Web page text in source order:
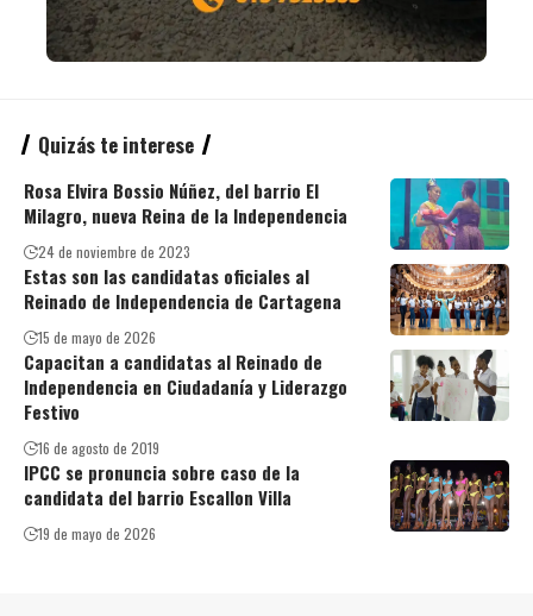
Quizás te interese
Rosa Elvira Bossio Núñez, del barrio El
Milagro, nueva Reina de la Independencia
24 de noviembre de 2023
Estas son las candidatas oficiales al
Reinado de Independencia de Cartagena
15 de mayo de 2026
Capacitan a candidatas al Reinado de
Independencia en Ciudadanía y Liderazgo
Festivo
16 de agosto de 2019
IPCC se pronuncia sobre caso de la
candidata del barrio Escallon Villa
19 de mayo de 2026